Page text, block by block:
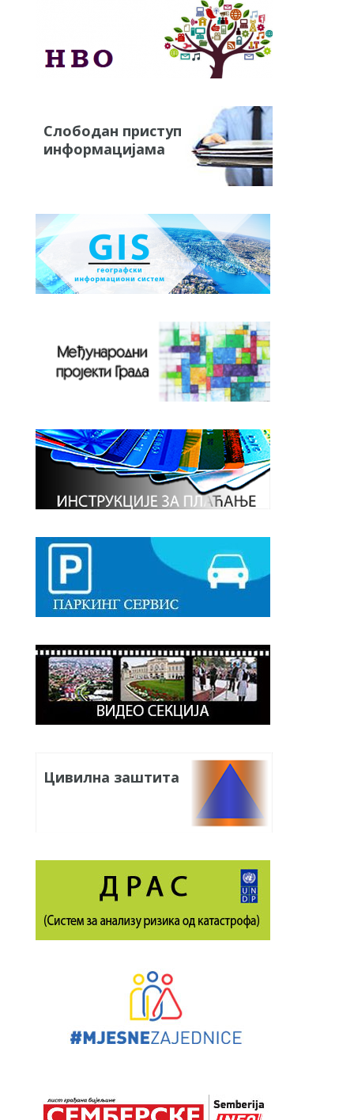
Слободан приступ
информацијама
Цивилна заштита